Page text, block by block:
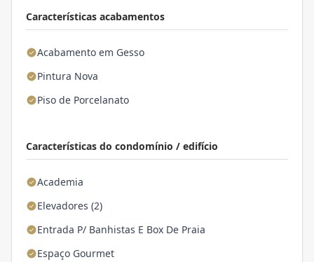
Características acabamentos
Acabamento em Gesso
Pintura Nova
Piso de Porcelanato
Características do condomínio / edifício
Academia
Elevadores (2)
Entrada P/ Banhistas E Box De Praia
Espaço Gourmet